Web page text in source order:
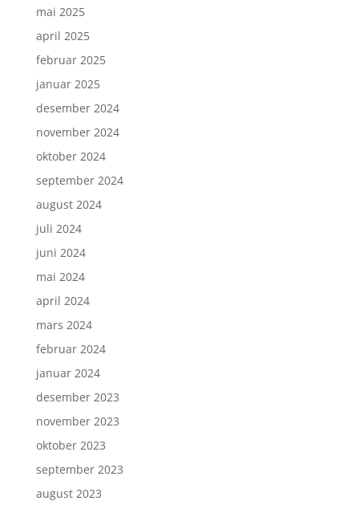
mai 2025
april 2025
februar 2025
januar 2025
desember 2024
november 2024
oktober 2024
september 2024
august 2024
juli 2024
juni 2024
mai 2024
april 2024
mars 2024
februar 2024
januar 2024
desember 2023
november 2023
oktober 2023
september 2023
august 2023